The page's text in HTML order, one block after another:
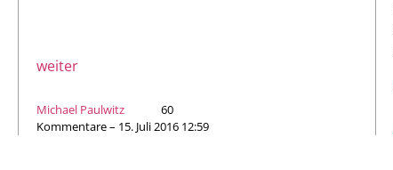
weiter
Michael Paulwitz
60
Kommentare – 15. Juli 2016 12:59